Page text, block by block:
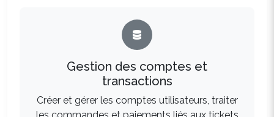
Gestion des comptes et
transactions
Créer et gérer les comptes utilisateurs, traiter